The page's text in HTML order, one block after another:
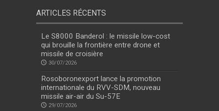
ARTICLES RÉCENTS
Le S8000 Banderol : le missile low-cost
qui brouille la frontière entre drone et
missile de croisière
30/07/2026
Rosoboronexport lance la promotion
internationale du RVV-SDM, nouveau
missile air-air du Su-57E
29/07/2026